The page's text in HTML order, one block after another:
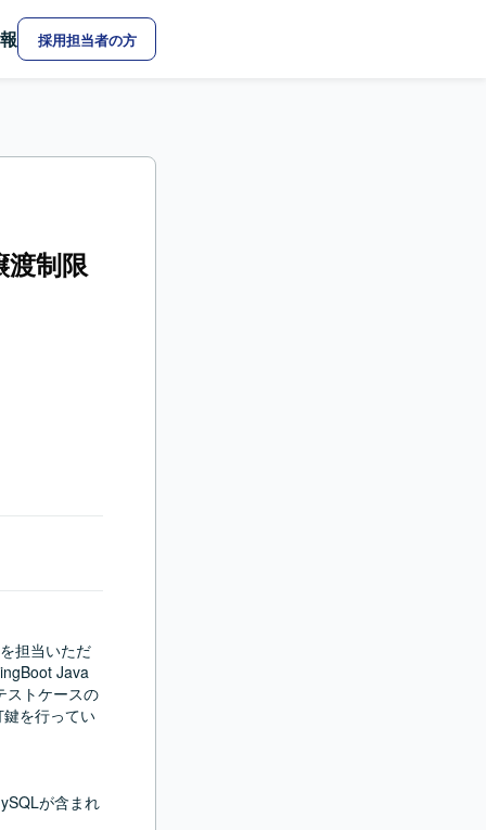
採用担当者の方
制限
担当いただ
Java
ストケースの
を行ってい
が含まれ